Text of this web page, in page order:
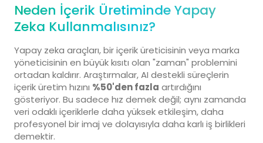
Neden İçerik Üretiminde Yapay
Zeka Kullanmalısınız?
Yapay zeka araçları, bir içerik üreticisinin veya marka
yöneticisinin en büyük kısıtı olan "zaman" problemini
ortadan kaldırır. Araştırmalar, AI destekli süreçlerin
içerik üretim hızını %50'den fazla artırdığını
gösteriyor. Bu sadece hız demek değil; aynı zamanda
veri odaklı içeriklerle daha yüksek etkileşim, daha
profesyonel bir imaj ve dolayısıyla daha karlı iş birlikleri
demektir.